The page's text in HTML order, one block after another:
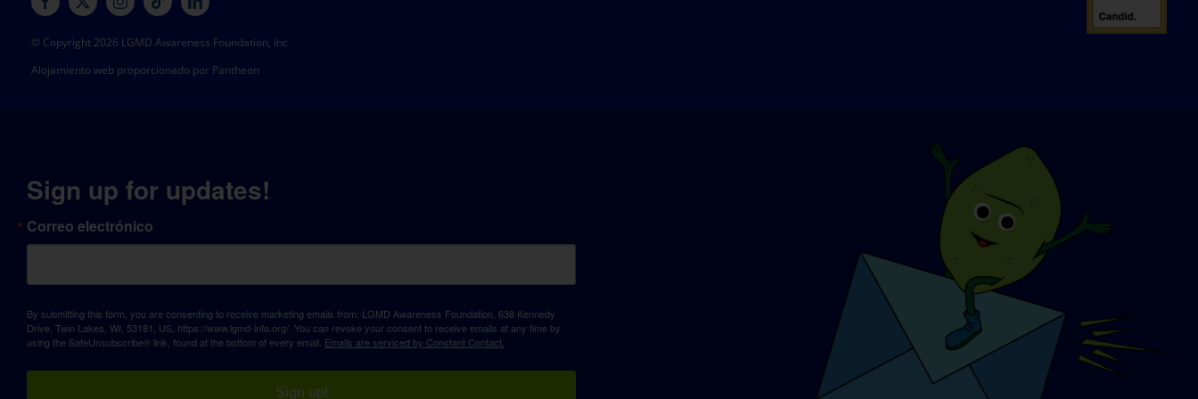
© Copyright 2026 LGMD Awareness Foundation, Inc
Alojamiento web proporcionado por Pantheon
Sign up for updates!
Correo electrónico
By submitting this form, you are consenting to receive marketing emails from: LGMD Awareness Foundation, 638 Kennedy
Drive, Twin Lakes, WI, 53181, US, https://www.lgmd-info.org/. You can revoke your consent to receive emails at any time by
using the SafeUnsubscribe® link, found at the bottom of every email. Emails are serviced by Constant Contact.
Sign up!